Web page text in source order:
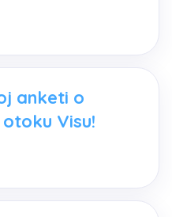
anketi o
Visu!